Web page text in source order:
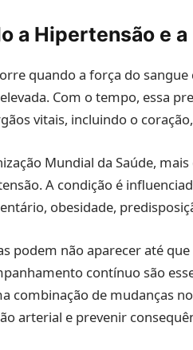
a Hipertensão e
quando a força do
Com o tempo, essa
vitais, incluindo o
Mundial da Saúde,
A condição é
obesidade,
podem não aparecer até
contínuo são
combinação de mudanças
arterial e prevenir